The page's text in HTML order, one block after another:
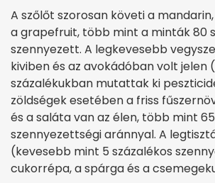
A szőlőt szorosan követi a
a grapefruit, több mint a minták 80
szennyezett. A legkevesebb
kiviben és az avokádóban volt jelen
százalékukban mutattak ki
zöldségek esetében a friss
és a saláta van az élen, több mint
szennyezettségi aránnyal. A
(kevesebb mint 5 százalékos
cukorrépa, a spárga és a